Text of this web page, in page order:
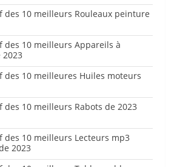
des 10 meilleurs Rouleaux peinture
des 10 meilleurs Appareils à
des 10 meilleures Huiles moteurs
des 10 meilleurs Rabots de 2023
des 10 meilleurs Lecteurs mp3
2023